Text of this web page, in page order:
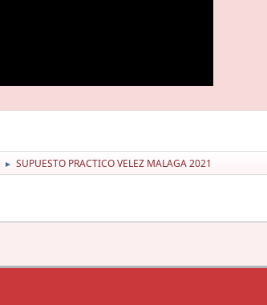
► SUPUESTO PRACTICO VELEZ MALAGA 2021